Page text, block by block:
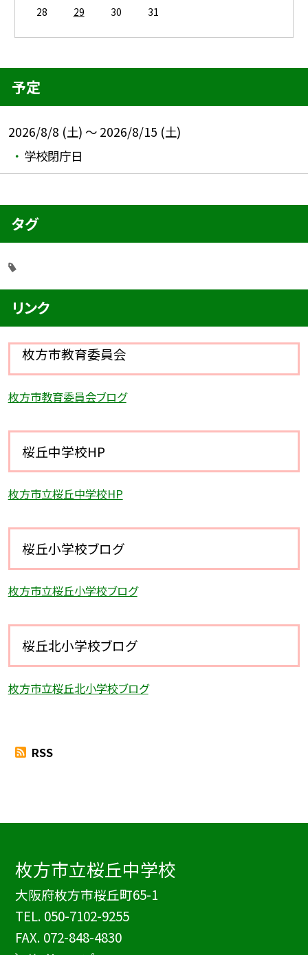
28
29 30 31
予定
2026/8/8 (土) ～ 2026/8/15 (土)
学校閉庁日
タグ
リンク
枚方市教育委員会
枚方市教育委員会ブログ
桜丘中学校HP
枚方市立桜丘中学校HP
桜丘小学校ブログ
枚方市立桜丘小学校ブログ
桜丘北小学校ブログ
枚方市立桜丘北小学校ブログ
RSS
枚方市立桜丘中学校
大阪府枚方市桜丘町65-1
TEL. 050-7102-9255
FAX. 072-848-4830